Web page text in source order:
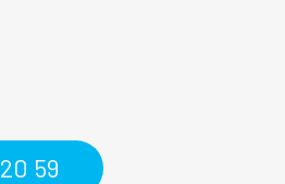
le nettoyage régulier des
des graisses ou des produits
éviers. Ces mesures peuvent
59